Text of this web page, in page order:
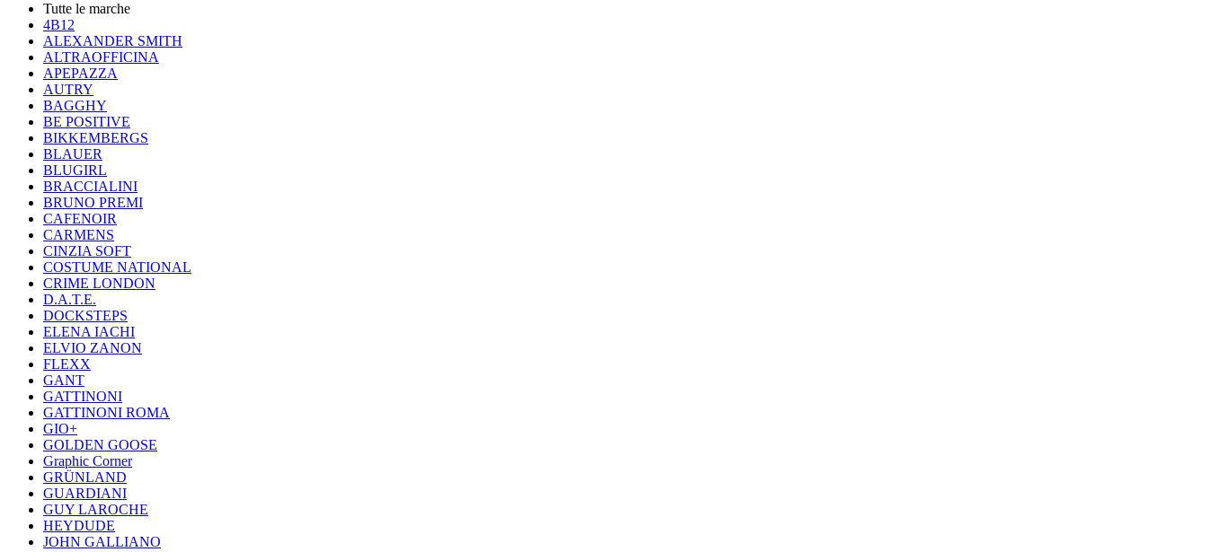
Tutte le marche
4B12
ALEXANDER SMITH
ALTRAOFFICINA
APEPAZZA
AUTRY
BAGGHY
BE POSITIVE
BIKKEMBERGS
BLAUER
BLUGIRL
BRACCIALINI
BRUNO PREMI
CAFENOIR
CARMENS
CINZIA SOFT
COSTUME NATIONAL
CRIME LONDON
D.A.T.E.
DOCKSTEPS
ELENA IACHI
ELVIO ZANON
FLEXX
GANT
GATTINONI
GATTINONI ROMA
GIO+
GOLDEN GOOSE
Graphic Corner
GRÜNLAND
GUARDIANI
GUY LAROCHE
HEYDUDE
JOHN GALLIANO